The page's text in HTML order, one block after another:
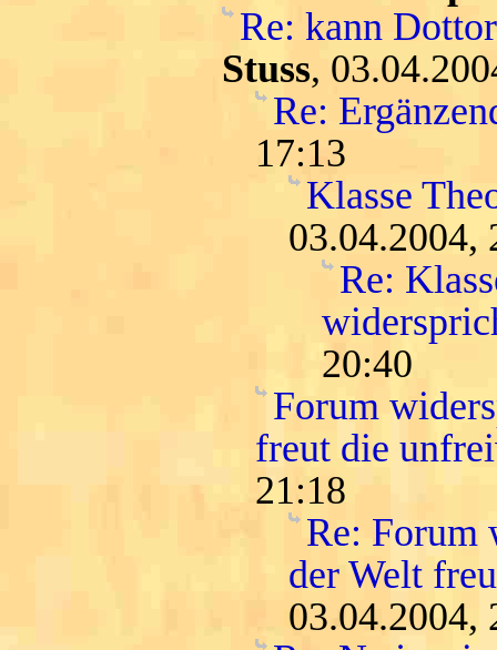
Re: kann
Stuss,
Re:
17:13
Klasse
03.04.2004,
Re:
20:40
Forum
freut die
21:18
Re: Forum
der Welt
03.04.2004,